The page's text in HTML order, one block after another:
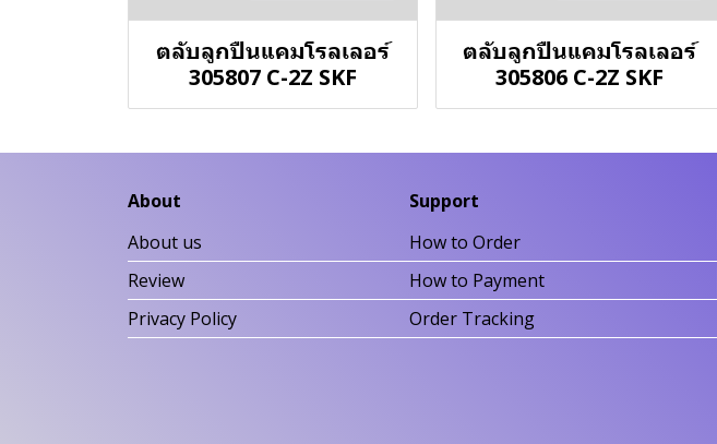
ตลับลูกปืนแคมโรลเลอร์
305807 C-2Z SKF
ตลับลูกปืนแคมโรลเลอร์
305806 C-2Z SKF
About
About us
Review
Privacy Policy
Support
How to Order
How to Payment
Order Tracking